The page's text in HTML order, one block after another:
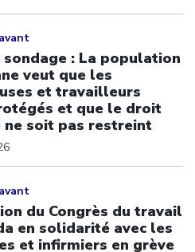
sondage : La population
veut que les
et travailleurs
et que le droit
ne soit pas restreint
du Congrès du travail
en solidarité avec les
et infirmiers en grève